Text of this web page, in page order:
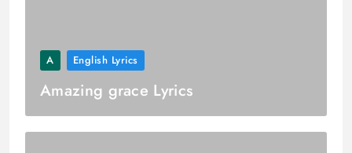
A English Lyrics
Amazing grace Lyrics